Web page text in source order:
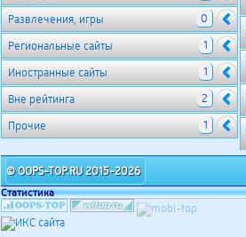
Развлечения, игры 0
Региональные сайты 1
Иностранные сайты 1
Вне рейтинга 2
Прочие 1
© OOPS-TOP.RU 2015-2026
Статистика